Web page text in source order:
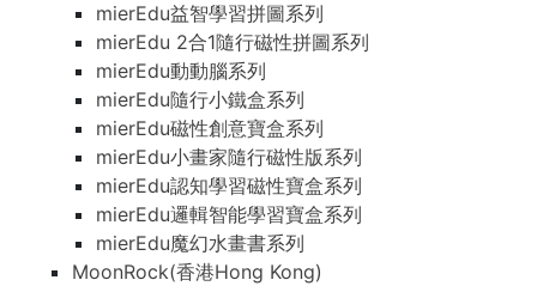
mierEdu益智學習拼圖系列
mierEdu 2合1隨行磁性拼圖系列
mierEdu動動腦系列
mierEdu隨行小鐵盒系列
mierEdu磁性創意寶盒系列
mierEdu小畫家隨行磁性版系列
mierEdu認知學習磁性寶盒系列
mierEdu邏輯智能學習寶盒系列
mierEdu魔幻水畫書系列
MoonRock(香港Hong Kong)